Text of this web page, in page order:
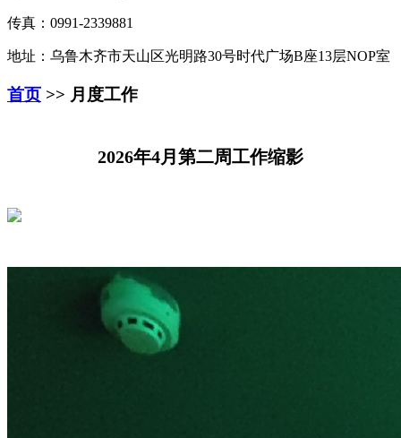
传真：0991-2339881
地址：乌鲁木齐市天山区光明路30号时代广场B座13层NOP室
首页 >> 月度工作
2026年4月第二周工作缩影